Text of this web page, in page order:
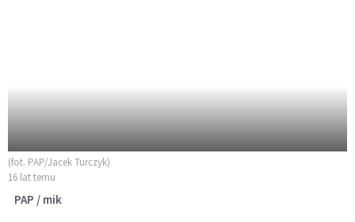
(fot. PAP/Jacek Turczyk)
16 lat temu
PAP / mik